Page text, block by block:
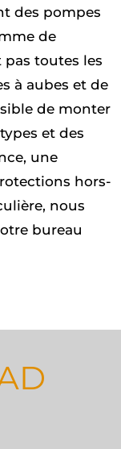
des pompes
de
toutes les
à aubes et de
de monter
et des
une
hors-
nous
bureau